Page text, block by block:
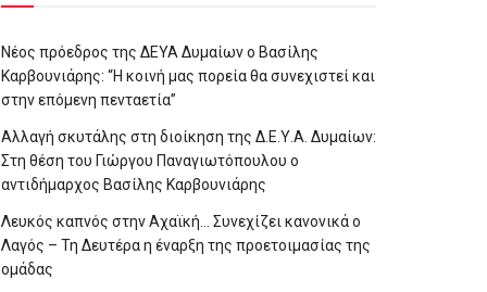
Νέος πρόεδρος της ΔΕΥΑ Δυμαίων ο Βασίλης
Καρβουνιάρης: “Η κοινή μας πορεία θα συνεχιστεί και
στην επόμενη πενταετία”
Αλλαγή σκυτάλης στη διοίκηση της Δ.Ε.Υ.Α. Δυμαίων:
Στη θέση του Γιώργου Παναγιωτόπουλου ο
αντιδήμαρχος Βασίλης Καρβουνιάρης
Λευκός καπνός στην Αχαϊκή… Συνεχίζει κανονικά ο
Λαγός – Τη Δευτέρα η έναρξη της προετοιμασίας της
ομάδας